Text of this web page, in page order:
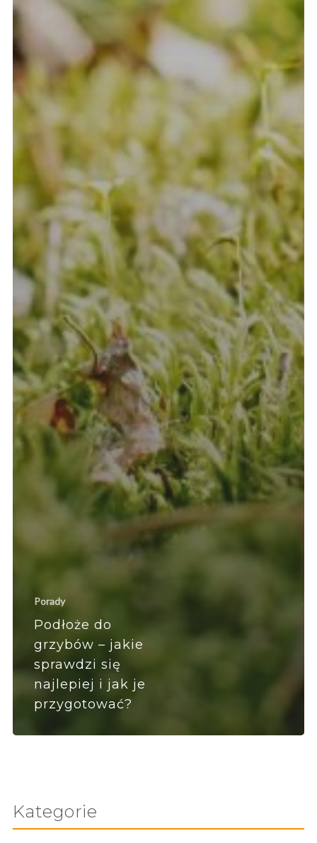
Porady
Podłoże do
grzybów – jakie
sprawdzi się
najlepiej i jak je
przygotować?
Kategorie